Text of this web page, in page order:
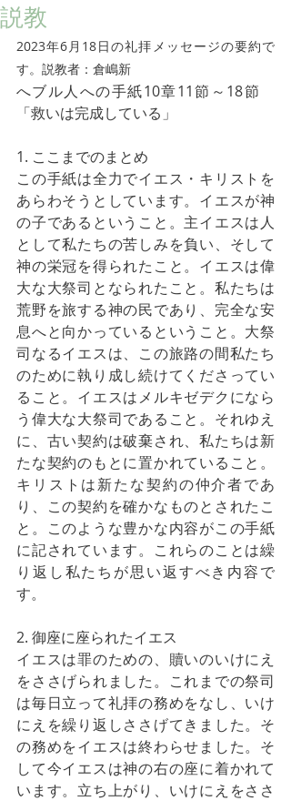
説教
2023年6月18日の礼拝メッセージの要約で
す。説教者：倉嶋新
へブル人への手紙10章11節～18節
「救いは完成している」
1. ここまでのまとめ
この手紙は全力でイエス・キリストを
あらわそうとしています。イエスが神
の子であるということ。主イエスは人
として私たちの苦しみを負い、そして
神の栄冠を得られたこと。イエスは偉
大な大祭司となられたこと。私たちは
荒野を旅する神の民であり、完全な安
息へと向かっているということ。大祭
司なるイエスは、この旅路の間私たち
のために執り成し続けてくださってい
ること。イエスはメルキゼデクになら
う偉大な大祭司であること。それゆえ
に、古い契約は破棄され、私たちは新
たな契約のもとに置かれていること。
キリストは新たな契約の仲介者であ
り、この契約を確かなものとされたこ
と。このような豊かな内容がこの手紙
に記されています。これらのことは繰
り返し私たちが思い返すべき内容で
す。
2. 御座に座られたイエス
イエスは罪のための、贖いのいけにえ
をささげられました。これまでの祭司
は毎日立って礼拝の務めをなし、いけ
にえを繰り返しささげてきました。そ
の務めをイエスは終わらせました。そ
して今イエスは神の右の座に着かれて
います。立ち上がり、いけにえをささ